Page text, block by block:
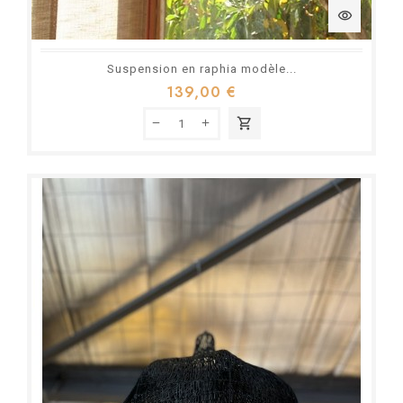
visibility
Suspension en raphia modèle...
139,00 €
shopping_cart